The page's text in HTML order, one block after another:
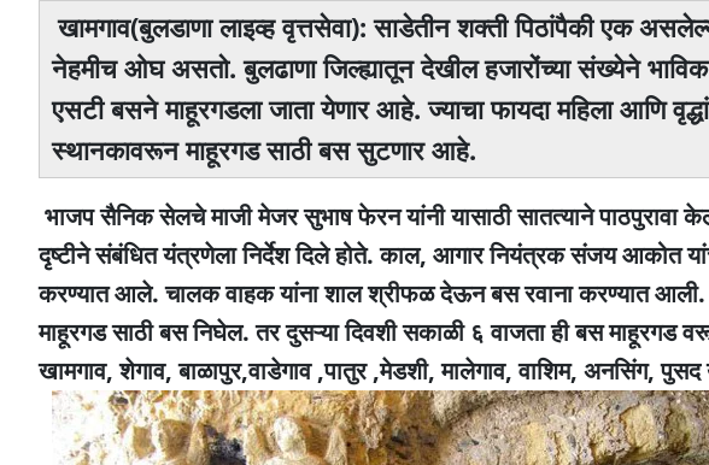
खामगाव(बुलडाणा लाइव्ह वृत्तसेवा): साडेतीन शक्ती पिठांपैकी एक
नेहमीच ओघ असतो. बुलढाणा जिल्ह्यातून देखील हजारोंच्या संख्येने
एसटी बसने माहूरगडला जाता येणार आहे. ज्याचा फायदा महिला आणि
स्थानकावरून माहूरगड साठी बस सुटणार आहे.
भाजप सैनिक सेलचे माजी मेजर सुभाष फेरन यांनी यासाठी सातत्याने पाठपुरावा
दृष्टीने संबंधित यंत्रणेला निर्देश दिले होते. काल, आगार नियंत्रक संजय आकोत
करण्यात आले. चालक वाहक यांना शाल श्रीफळ देऊन बस रवाना करण्यात आली.
माहूरगड साठी बस निघेल. तर दुसऱ्या दिवशी सकाळी ६ वाजता ही बस माहूरगड
खामगाव, शेगाव, बाळापुर,वाडेगाव ,पातुर ,मेडशी, मालेगाव, वाशिम, अनसिंग, पुसद